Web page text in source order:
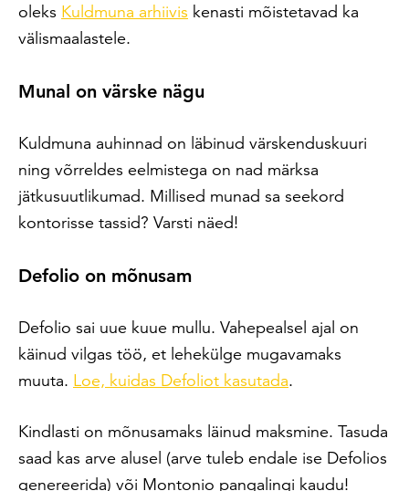
oleks Kuldmuna arhiivis kenasti mõistetavad ka
välismaalastele.
Munal on värske nägu
Kuldmuna auhinnad on läbinud värskenduskuuri
ning võrreldes eelmistega on nad märksa
jätkusuutlikumad. Millised munad sa seekord
kontorisse tassid? Varsti näed!
Defolio on mõnusam
Defolio sai uue kuue mullu. Vahepealsel ajal on
käinud vilgas töö, et lehekülge mugavamaks
muuta. Loe, kuidas Defoliot kasutada.
Kindlasti on mõnusamaks läinud maksmine. Tasuda
saad kas arve alusel (arve tuleb endale ise Defolios
genereerida) või Montonio pangalingi kaudu!